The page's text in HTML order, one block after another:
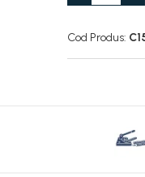
Cod Produs: